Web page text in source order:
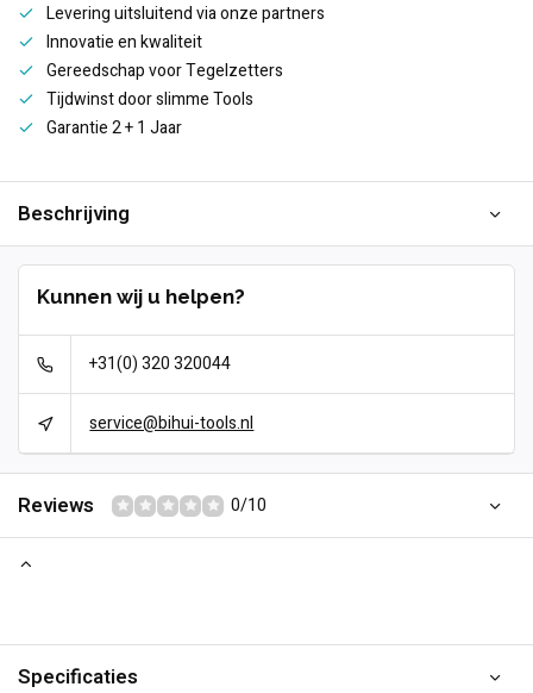
Levering uitsluitend via onze partners
Innovatie en kwaliteit
Gereedschap voor Tegelzetters
Tijdwinst door slimme Tools
Garantie 2 + 1 Jaar
Beschrijving
Kunnen wij u helpen?
+31(0) 320 320044
service@bihui-tools.nl
Reviews 0/10
Specificaties